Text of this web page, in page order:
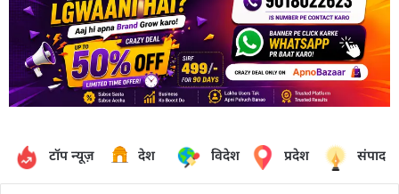
टॉप न्यूज़ देश विदेश प्रदेश